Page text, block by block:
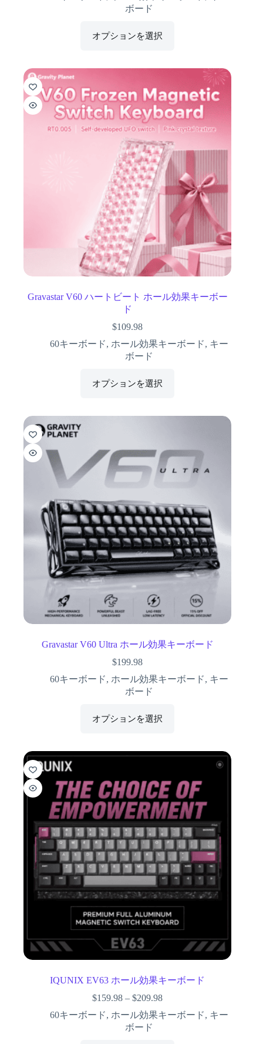
ボード
オプションを選択
Gravastar V60 ハートビート ホール効果キーボー
ド
$109.98
60キーボード, ホール効果キーボード, キー
ボード
オプションを選択
Gravastar V60 Ultra ホール効果キーボード
$199.98
60キーボード,ホール効果キーボード, キー
ボード
オプションを選択
IQUNIX EV63 ホール効果キーボード
$159.98 –$209.98
60キーボード, ホール効果キーボード, キー
ボード